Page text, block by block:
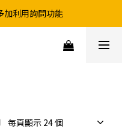
享免運優惠
加利用詢問功能
先致電詢問庫存
每頁顯示 24 個